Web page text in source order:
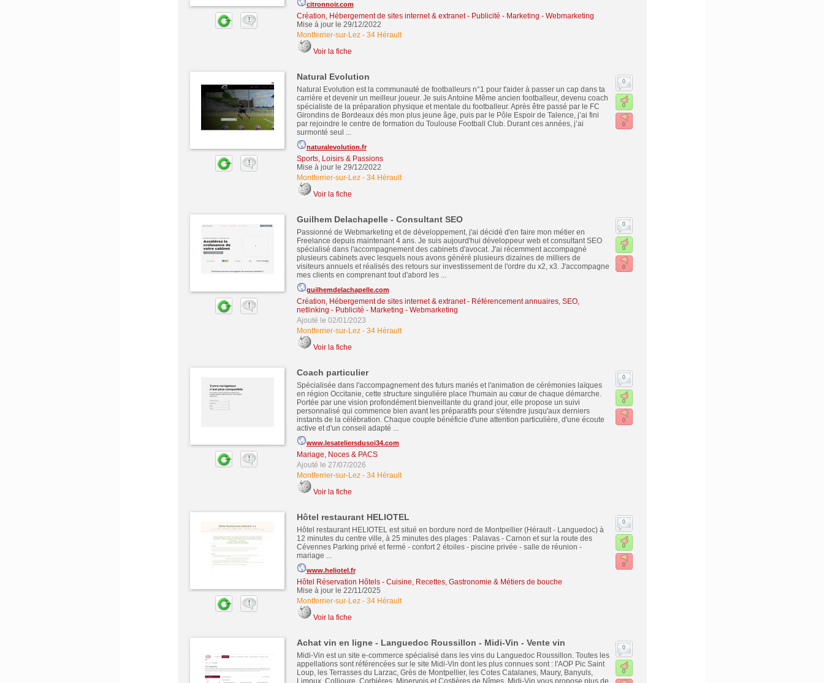
citronnoir.com
Création, Hébergement de sites internet & extranet- Publicité - Marketing - Webmarketing
Mise à jour le 29/12/2022
Montferrier-sur-Lez- 34 Hérault
Voir la fiche
Natural Evolution
Natural Evolution est la communauté de footballeurs n°1 pour t'aider à passer un cap dans ta
carrière et devenir un meilleur joueur. Je suis Antoine Même ancien footballeur, devenu coach
spécialiste de la préparation physique et mentale du footballeur. Après être passé par le FC
Girondins de Bordeaux dés mon plus jeune âge, puis par le Pôle Espoir de Talence, j’ai fini
par rejoindre le centre de formation du Toulouse Football Club. Durant ces années, j’ai
surmonté seul ...
naturalevolution.fr
Sports, Loisirs & Passions
Mise à jour le 29/12/2022
Montferrier-sur-Lez- 34 Hérault
Voir la fiche
0
0
0
Guilhem Delachapelle - Consultant SEO
Passionné de Webmarketing et de développement, j'ai décidé d'en faire mon métier en
Freelance depuis maintenant 4 ans. Je suis aujourd'hui développeur web et consultant SEO
spécialisé dans l'accompagnement des cabinets d'avocat. J'ai récemment accompagné
plusieurs cabinets avec lesquels nous avons généré plusieurs dizaines de milliers de
visiteurs annuels et réalisés des retours sur investissement de l'ordre du x2, x3. J'accompagne
mes clients en comprenant tout d'abord les ...
guilhemdelachapelle.com
Création, Hébergement de sites internet & extranet- Référencement annuaires, SEO,
netlinking - Publicité - Marketing - Webmarketing
Ajouté le 02/01/2023
Montferrier-sur-Lez- 34 Hérault
Voir la fiche
0
0
0
Coach particulier
Spécialisée dans l'accompagnement des futurs mariés et l'animation de cérémonies laïques
en région Occitanie, cette structure singulière place l'humain au cœur de chaque démarche.
Portée par une vision profondément bienveillante du grand jour, elle propose un suivi
personnalisé qui commence bien avant les préparatifs pour s'étendre jusqu'aux derniers
instants de la célébration. Chaque couple bénéficie d'une attention particulière, d'une écoute
active et d'un conseil adapté ...
www.lesateliersdusoi34.com
Mariage, Noces & PACS
Ajouté le 27/07/2026
Montferrier-sur-Lez- 34 Hérault
Voir la fiche
0
0
0
Hôtel restaurant HELIOTEL
Hôtel restaurant HELIOTEL est situé en bordure nord de Montpellier (Hérault - Languedoc) à
12 minutes du centre ville, à 25 minutes des plages : Palavas - Carnon et sur la route des
Cévennes Parking privé et fermé - confort 2 étoiles - piscine privée - salle de réunion -
mariage ...
www.heliotel.fr
Hôtel Réservation Hôtels- Cuisine, Recettes, Gastronomie & Métiers de bouche
Mise à jour le 22/11/2025
Montferrier-sur-Lez- 34 Hérault
Voir la fiche
0
0
0
Achat vin en ligne - Languedoc Roussillon - Midi-Vin - Vente vin
Midi-Vin est un site e-commerce spécialisé dans les vins du Languedoc Roussillon. Toutes les
appellations sont référencées sur le site Midi-Vin dont les plus connues sont : l'AOP Pic Saint
Loup, les Terrasses du Larzac, Grès de Montpellier, les Cotes Catalanes, Maury, Banyuls,
Limoux, Collioure, Corbières, Minervois et Costières de Nîmes. Midi-Vin vous propose plus de
0
0